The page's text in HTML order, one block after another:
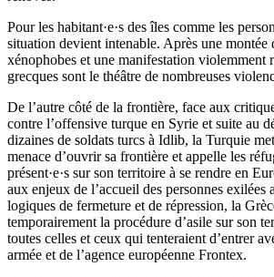
Pour les habitant·e·s des îles comme les
situation devient intenable. Après une montée
xénophobes et une manifestation violemment
grecques sont le théâtre de nombreuses
De l’autre côté de la frontière, face aux
contre l’offensive turque en Syrie et suite au
dizaines de soldats turcs à Idlib, la Turquie
menace d’ouvrir sa frontière et appelle les
présent·e·s sur son territoire à se rendre en
aux enjeux de l’accueil des personnes exilées
logiques de fermeture et de répression, la
temporairement la procédure d’asile sur son
toutes celles et ceux qui tenteraient d’entrer
armée et de l’agence européenne Frontex.